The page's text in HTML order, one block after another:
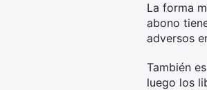
La forma
abono
adversos
También
luego los